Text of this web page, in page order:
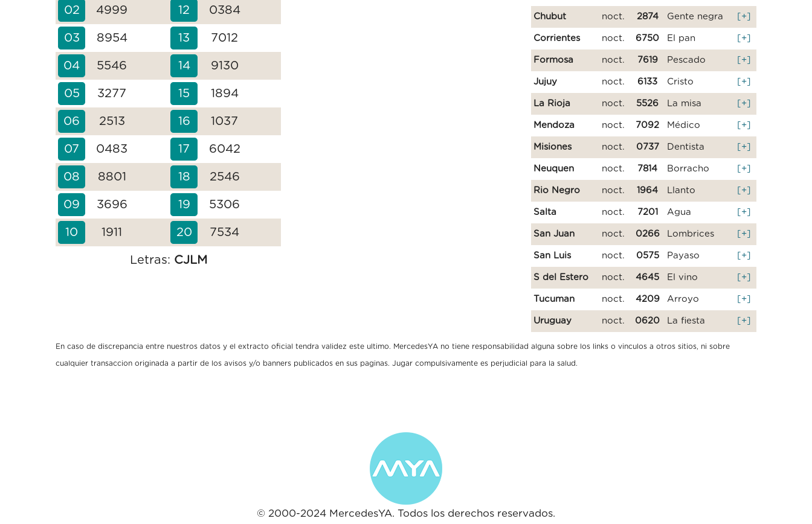
02 4999 12 0384
03 8954 13 7012
04 5546 14 9130
05 3277 15 1894
06 2513 16 1037
07 0483 17 6042
08 8801 18 2546
09 3696 19 5306
10 1911 20 7534
Letras: CJLM
Chubut noct. 2874 Gente negra [+]
Corrientes noct. 6750 El pan [+]
Formosa noct. 7619 Pescado [+]
Jujuy noct. 6133 Cristo [+]
La Rioja noct. 5526 La misa [+]
Mendoza noct. 7092 Médico [+]
Misiones noct. 0737 Dentista [+]
Neuquen noct. 7814 Borracho [+]
Rio Negro noct. 1964 Llanto [+]
Salta noct. 7201 Agua [+]
San Juan noct. 0266 Lombrices [+]
San Luis noct. 0575 Payaso [+]
S del Estero noct. 4645 El vino [+]
Tucuman noct. 4209 Arroyo [+]
Uruguay noct. 0620 La fiesta [+]
En caso de discrepancia entre nuestros datos y el extracto oficial tendra validez este ultimo. MercedesYA no tiene responsabilidad alguna sobre los links o vinculos a otros sitios, ni sobre
cualquier transaccion originada a partir de los avisos y/o banners publicados en sus paginas. Jugar compulsivamente es perjudicial para la salud.
© 2000-2024 MercedesYA. Todos los derechos reservados.